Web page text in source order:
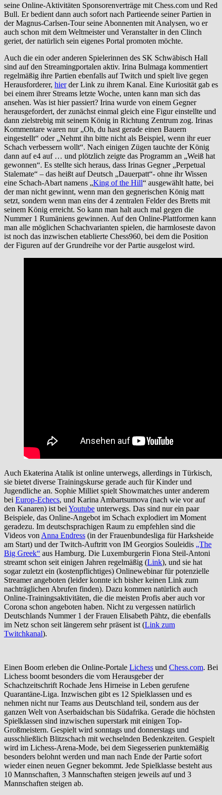
seine Online-Aktivitäten Sponsorenverträge mit Chess.com und Red
Bull. Er bedient dann auch sofort nach Partieende seiner Partien in
der Magnus-Carlsen-Tour seine Abonnenten mit Analysen, wo er
auch schon mit dem Weltmeister und Veranstalter in den Clinch
geriet, der natürlich sein eigenes Portal promoten möchte.
Auch die ein oder anderen Spielerinnen des SK Schwäbisch Hall
sind auf den Streamingportalen aktiv. Irina Bulmaga kommentiert
regelmäßig ihre Partien ebenfalls auf Twitch und spielt live gegen
Herausforderer, hierder Link zu ihrem Kanal. Eine Kuriosität gab es
bei einem ihrer Streams letzte Woche, unten kann man sich das
ansehen. Was ist hier passiert? Irina wurde von einem Gegner
herausgefordert, der zunächst einmal gleich eine Figur einstellte und
dann zielstrebig mit seinem König in Richtung Zentrum zog. Irinas
Kommentare waren nur „Oh, du hast gerade einen Bauern
eingestellt“ oder „Nehmt ihn bitte nicht als Beispiel, wenn ihr euer
Schach verbessern wollt“. Nach einigen Zügen tauchte der König
dann auf e4 auf … und plötzlich zeigte das Programm an „Weiß hat
gewonnen“. Es stellte sich heraus, dass Irinas Gegner „Perpetual
Stalemate“ – das heißt auf Deutsch „Dauerpatt“- ohne ihr Wissen
eine Schach-Abart namens „King of the Hill“ ausgewählt hatte, bei
der man nicht gewinnt, wenn man den gegnerischen König matt
setzt, sondern wenn man eins der 4 zentralen Felder des Bretts mit
seinem König erreicht. So kann man halt auch mal gegen die
Nummer 1 Rumäniens gewinnen. Auf den Online-Plattformen kann
man alle möglichen Schachvarianten spielen, die harmloseste davon
ist noch das inzwischen etablierte Chess960, bei dem die Position
der Figuren auf der Grundreihe vor der Partie ausgelost wird.
Auch Ekaterina Atalik ist online unterwegs, allerdings in Türkisch,
sie bietet diverse Trainingskurse gerade auch für Kinder und
Jugendliche an. Sophie Milliet spielt Showmatches unter anderem
bei Europ-Echecs, und Karina Ambartsumova (nach wie vor auf
den Kanaren) ist bei Youtube unterwegs. Das sind nur ein paar
Beispiele, das Online-Angebot im Schach explodiert im Moment
geradezu. Im deutschsprachigen Raum zu empfehlen sind die
Videos von Anna Endress (in der Frauenbundesliga für Harksheide
am Start) und der Twitch-Auftritt von IM Georgios Souleidis „The
Big Greek“ aus Hamburg. Die Luxemburgerin Fiona Steil-Antoni
streamt schon seit einigen Jahren regelmäßig (Link), und sie hat
sogar zuletzt ein (kostenpflichtiges) Onlinewebinar für potenzielle
Streamer angeboten (leider konnte ich bisher keinen Link zum
nachträglichen Abrufen finden). Dazu kommen natürlich auch
Online-Trainingsaktivitäten, die die meisten Profis aber auch vor
Corona schon angeboten haben. Nicht zu vergessen natürlich
Deutschlands Nummer 1 der Frauen Elisabeth Pähtz, die ebenfalls
im Netz schon seit längerem sehr präsent ist (Link zum
Twitchkanal).
Einen Boom erleben die Online-Portale Lichess und Chess.com. Bei
Lichess boomt besonders die vom Herausgeber der
Schachzeitschrift Rochade Jens Hirneise in Leben gerufene
Quarantäne-Liga. Inzwischen gibt es 12 Spielklassen und es
nehmen nicht nur Teams aus Deutschland teil, sondern aus der
ganzen Welt von Aserbaidschan bis Südafrika. Gerade die höchsten
Spielklassen sind inzwischen superstark mit einigen Top-
Großmeistern. Gespielt wird sonntags und donnerstags und
ausschließlich Blitzschach mit wechselnden Bedenkzeiten. Gespielt
wird im Lichess-Arena-Mode, bei dem Siegesserien punktemäßig
besonders belohnt werden und man nach Ende der Partie sofort
wieder einen neuen Gegner bekommt. Jede Spielklasse besteht aus
10 Mannschaften, 3 Mannschaften steigen jeweils auf und 3
Mannschaften steigen ab.